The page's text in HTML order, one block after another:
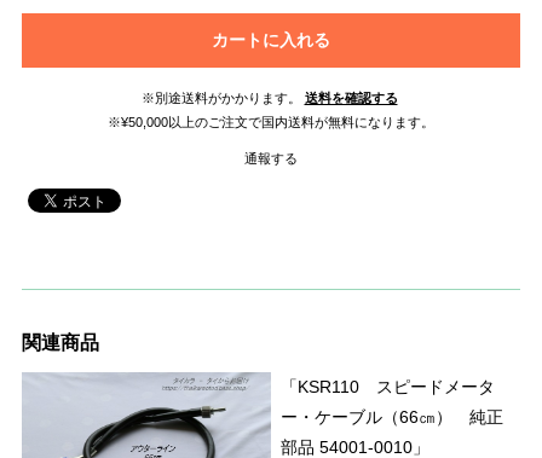
カートに入れる
※別途送料がかかります。
送料を確認する
※¥50,000以上のご注文で国内送料が無料になります。
通報する
関連商品
「KSR110 スピードメータ
ー・ケーブル（66㎝） 純正
部品 54001-0010」